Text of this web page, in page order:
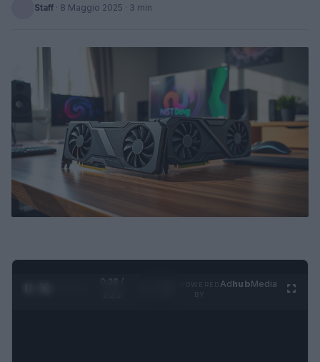
Staff · 8 Maggio 2025 · 3 min
0:29 /
AdhubMedia